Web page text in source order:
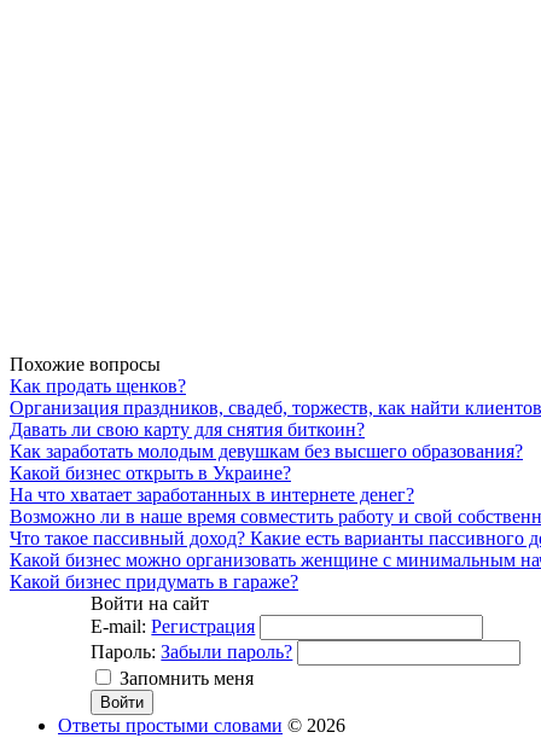
Похожие вопросы
Как продать щенков?
Организация праздников, свадеб, торжеств, как найти
Давать ли свою карту для снятия биткоин?
Как заработать молодым девушкам без высшего образования?
Какой бизнес открыть в Украине?
На что хватает заработанных в интернете денег?
Возможно ли в наше время совместить работу и свой
Что такое пассивный доход? Какие есть варианты пассивного
Какой бизнес можно организовать женщине с минимальным
Какой бизнес придумать в гараже?
Войти на сайт
E-mail: Регистрация
Пароль: Забыли пароль?
Запомнить меня
Ответы простыми словами © 2026